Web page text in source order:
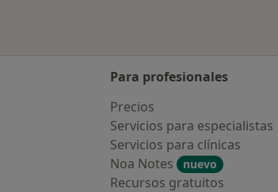
Para profesionales
Precios
Servicios para especialistas
Servicios para clínicas
Noa Notes
nuevo
Recursos gratuitos